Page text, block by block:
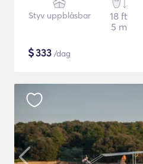
Styv uppblåsbar
18 ft
5 m
$333 /dag